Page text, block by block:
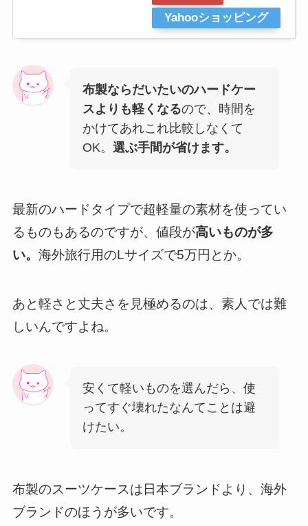
Yahooショッピング
布製ならだいたいのハードケー
スよりも軽くなるので、時間を
かけてあれこれ比較しなくて
OK。 選ぶ手間が省けます。
最新のハードタイプで超軽量の素材を使ってい
るものもあるのですが、値段が高いものが多
い。 海外旅行用のLサイズで5万円とか。
あと軽さと丈夫さを見極めるのは、素人では難
しいんですよね。
安くて軽いものを選んだら、使
ってすぐ壊れたなんてことは避
けたい。
布製のスーツケースは日本ブランドより、海外
ブランドのほうが多いです。